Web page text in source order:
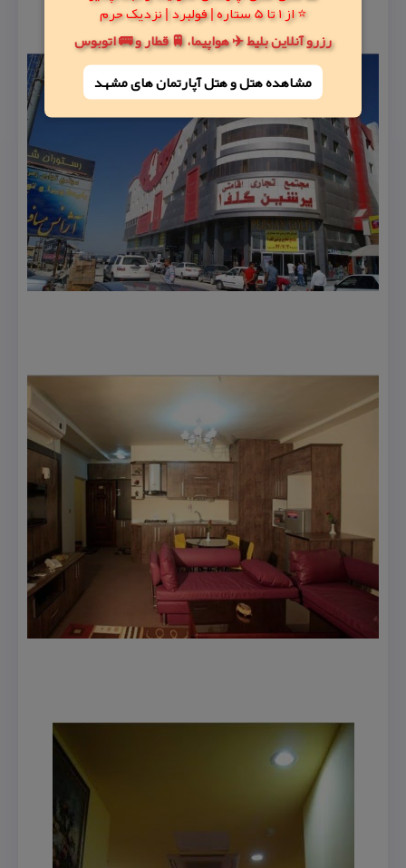
⭐ از 1 تا 5 ستاره | فولبرد | نزدیک حرم
رزرو آنلاین بلیط ✈️ هواپیما، 🚆 قطار و 🚌 اتوبوس
مشاهده هتل و هتل‌ آپارتمان های مشهد